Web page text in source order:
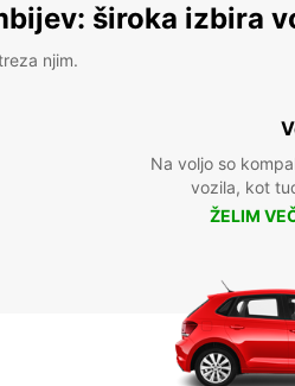
široka izbira
njim.
Na voljo so
vozila, kot
ŽELIM